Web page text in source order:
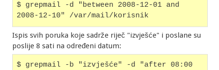
$ grepmail -d "between 2008-12-01 and
2008-12-10" /var/mail/korisnik
Ispis svih poruka koje sadrže riječ "izvješće" i poslane su
poslije 8 sati na određeni datum:
$ grepmail -b "izvješće" -d "after 08:00